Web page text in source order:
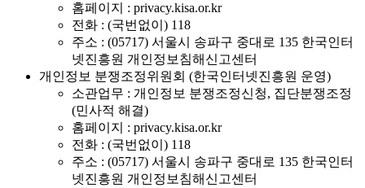
홈페이지 : privacy.kisa.or.kr
전화 : (국번없이) 118
주소 : (05717) 서울시 송파구 중대로 135 한국인터
넷진흥원 개인정보침해신고센터
개인정보 분쟁조정위원회 (한국인터넷진흥원 운영)
소관업무 : 개인정보 분쟁조정신청, 집단분쟁조정
(민사적 해결)
홈페이지 : privacy.kisa.or.kr
전화 : (국번없이) 118
주소 : (05717) 서울시 송파구 중대로 135 한국인터
넷진흥원 개인정보침해신고센터